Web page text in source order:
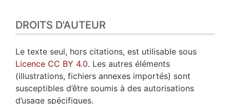
DROITS D'AUTEUR
Le texte seul, hors citations, est utilisable sous
Licence CC BY 4.0. Les autres éléments
(illustrations, fichiers annexes importés) sont
susceptibles d’être soumis à des autorisations
d’usage spécifiques.